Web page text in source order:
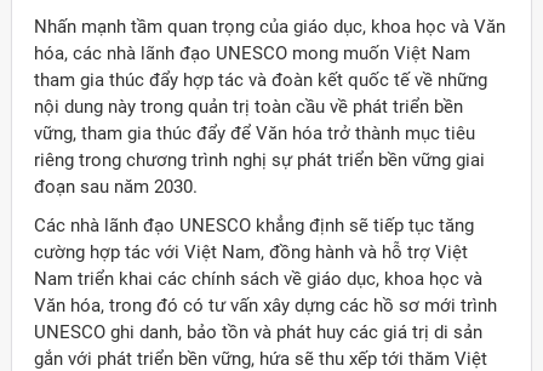
Nhấn mạnh tầm quan trọng của giáo dục, khoa học và Văn
hóa, các nhà lãnh đạo UNESCO mong muốn Việt Nam
tham gia thúc đẩy hợp tác và đoàn kết quốc tế về những
nội dung này trong quản trị toàn cầu về phát triển bền
vững, tham gia thúc đẩy để Văn hóa trở thành mục tiêu
riêng trong chương trình nghị sự phát triển bền vững giai
đoạn sau năm 2030.
Các nhà lãnh đạo UNESCO khẳng định sẽ tiếp tục tăng
cường hợp tác với Việt Nam, đồng hành và hỗ trợ Việt
Nam triển khai các chính sách về giáo dục, khoa học và
Văn hóa, trong đó có tư vấn xây dựng các hồ sơ mới trình
UNESCO ghi danh, bảo tồn và phát huy các giá trị di sản
gắn với phát triển bền vững, hứa sẽ thu xếp tới thăm Việt